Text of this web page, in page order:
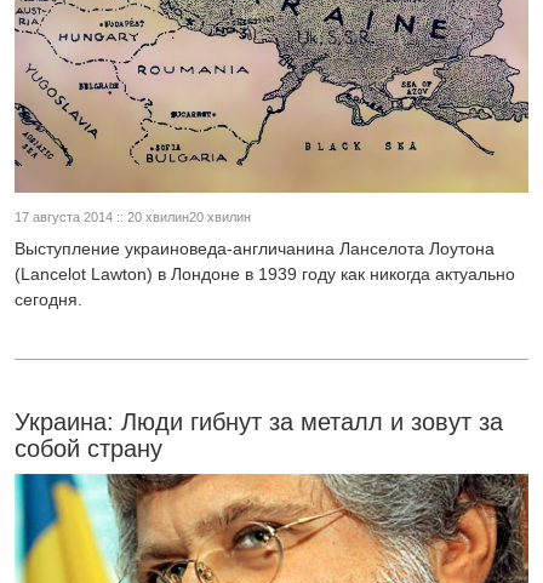
17 августа 2014 :: 20 хвилин20 хвилин
Выступление украиноведа-англичанина Ланселота Лоутона
(Lancelot Lawton) в Лондоне в 1939 году как никогда актуально
сегодня.
Украина: Люди гибнут за металл и зовут за
собой страну